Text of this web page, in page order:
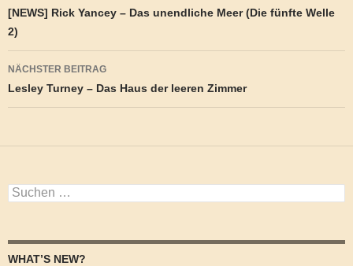
[NEWS] Rick Yancey – Das unendliche Meer (Die fünfte Welle
2)
NÄCHSTER BEITRAG
Lesley Turney – Das Haus der leeren Zimmer
Suchen
nach:
WHAT’S NEW?